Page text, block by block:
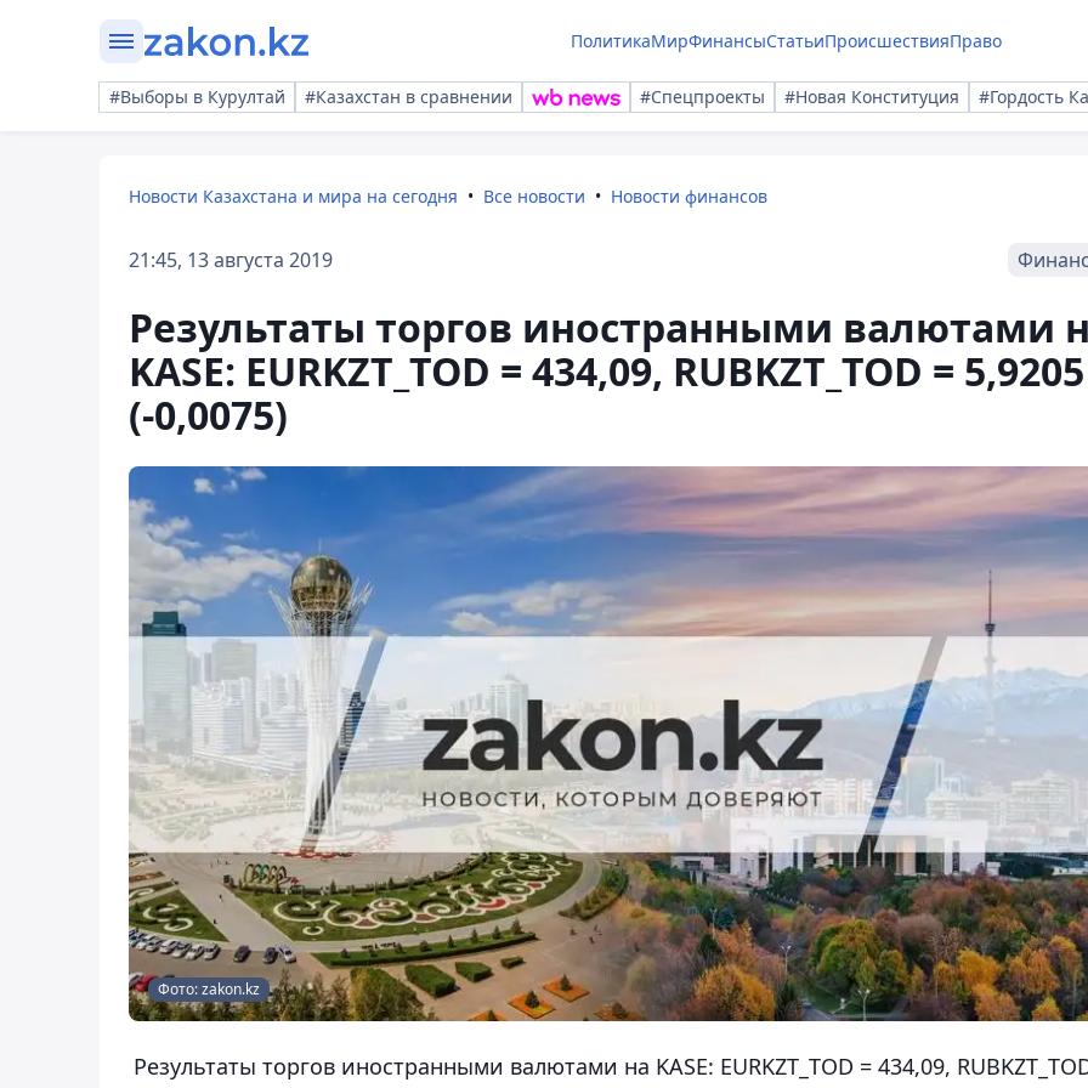
ПолитикаМирФинансыСтатьиПроисшествияПраво
#Выборы в Курултай #Казахстан в сравнении #Спецпроекты #Новая Конституция #Гордость
Новости Казахстана и мира на сегодня Все новости Новости финансов
21:45, 13 августа 2019
Результаты торгов иностранными валютами
KASE: EURKZT_TOD = 434,09, RUBKZT_TOD = 5,9205
(-0,0075)
Фото: zakon.kz
Результаты торгов иностранными валютами на KASE: EURKZT_TOD = 434,09,